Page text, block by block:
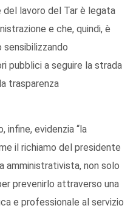
lavoro del Tar è legata
e che, quindi, è
pubblici a seguire la strada
trasparenza
infine, evidenzia “la
il richiamo del presidente
amministrativista, non solo
prevenirlo attraverso una
e professionale al servizio